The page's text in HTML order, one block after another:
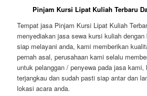
Pinjam Kursi Lipat Kuliah Terbaru
Tempat jasa Pinjam Kursi Lipat Kuliah
menyediakan jasa sewa kursi kuliah
siap melayani anda, kami memberikan
pernah asal, perusahaan kami selalu
untuk pelanggan / penyewa pada jasa kami,
terjangkau dan sudah pasti siap antar dan
lokasi acara anda.